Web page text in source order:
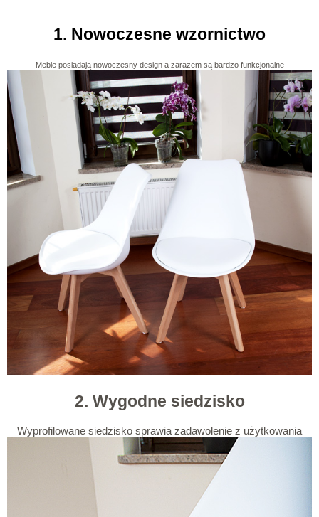
1. Nowoczesne wzornictwo
Meble posiadają nowoczesny design a zarazem są bardzo funkcjonalne
2. Wygodne siedzisko
Wyprofilowane siedzisko sprawia zadawolenie z użytkowania